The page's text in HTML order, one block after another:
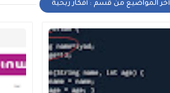
أخر المواضيع من قسم : أفكار ربحية